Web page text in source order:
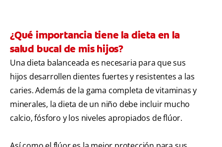
¿Qué importancia tiene la dieta en la
salud bucal de mis hijos?
Una dieta balanceada es necesaria para que sus
hijos desarrollen dientes fuertes y resistentes a las
caries. Además de la gama completa de vitaminas y
minerales, la dieta de un niño debe incluir mucho
calcio, fósforo y los niveles apropiados de flúor.